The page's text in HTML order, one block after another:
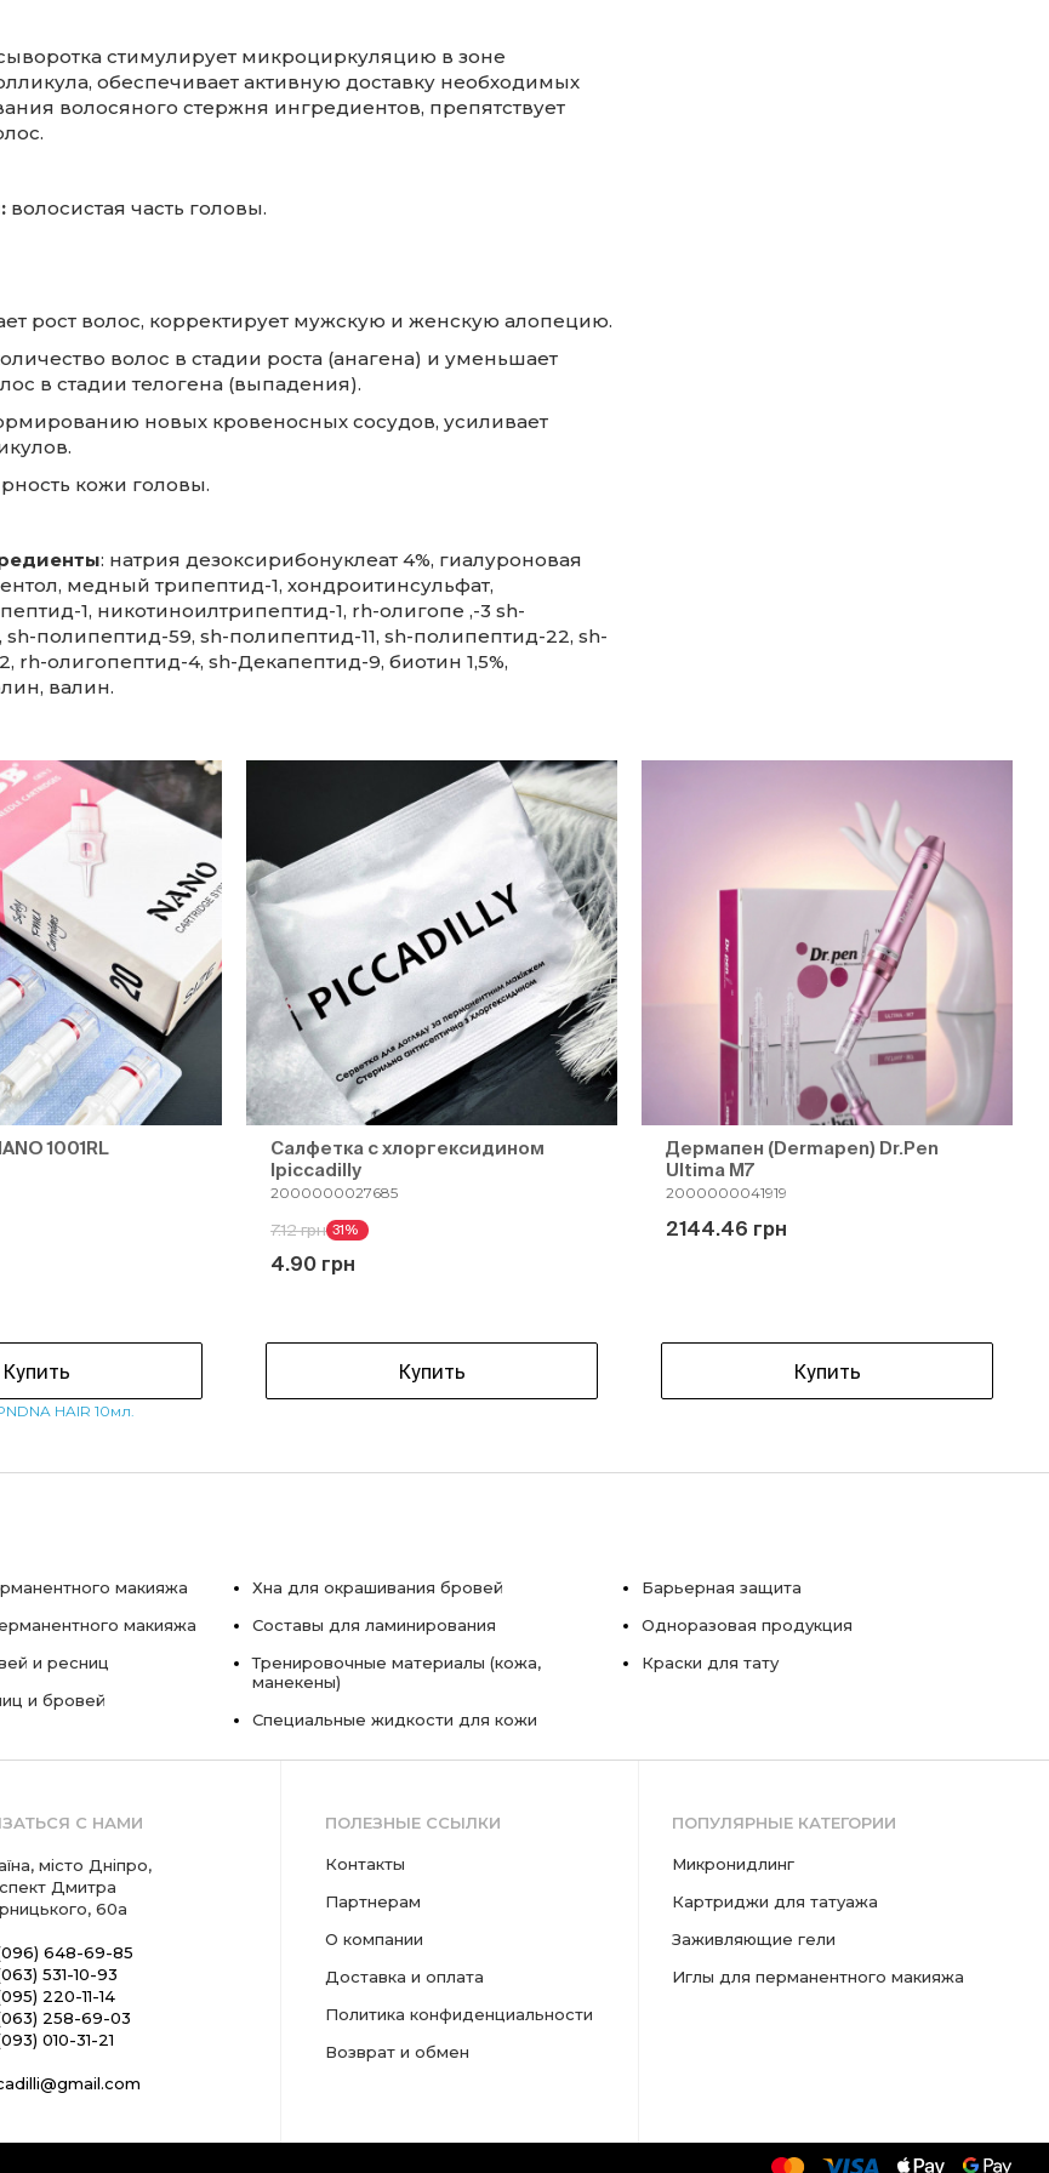
стимулирует микроциркуляцию в зоне
обеспечивает активную доставку необходимых
волосяного стержня ингредиентов, препятствует
волосистая часть головы.
рост волос, корректирует мужскую и женскую алопецию.
волос в стадии роста (анагена) и уменьшает
в стадии телогена (выпадения).
новых кровеносных сосудов, усиливает
кожи головы.
: натрия дезоксирибонуклеат 4%, гиалуроновая
медный трипептид-1, хондроитинсульфат,
1, никотиноилтрипептид-1, rh-олигопе ,-3 sh-
полипептид-59, sh-полипептид-11, sh-полипептид-22, sh-
rh-олигопептид-4, sh-Декапептид-9, биотин 1,5%,
валин.
1001RL
Купить
Салфетка с хлоргексидином
Ipiccadilly
2000000027685
7.12 грн 31%
4.90 грн
Купить
Дермапен (Dermapen) Dr.Pen
Ultima M7
2000000041919
2144.46 грн
Купить
HAIR 10мл.
макияжа
макияжа
и ресниц
и бровей
Хна для окрашивания бровей
Составы для ламинирования
Тренировочные материалы (кожа,
манекены)
Специальные жидкости для кожи
Барьерная защита
Одноразовая продукция
Краски для тату
С НАМИ
місто Дніпро,
Дмитра
60а
648-69-85
531-10-93
220-11-14
258-69-03
010-31-21
ПОЛЕЗНЫЕ ССЫЛКИ
Контакты
Партнерам
О компании
Доставка и оплата
Политика конфиденциальности
Возврат и обмен
ПОПУЛЯРНЫЕ КАТЕГОРИИ
микронидлинг
картриджи для татуажа
заживляющие гели
иглы для перманентного макияжа